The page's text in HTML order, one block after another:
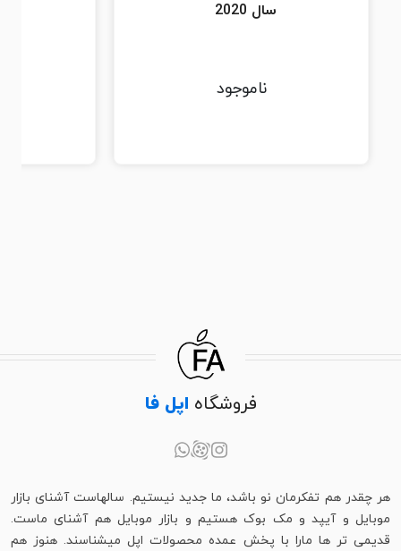
سال 2020
ناموجود
فروشگاه اپل فا
هر چقدر هم تفکرمان نو باشد، ما جدید نیستیم. سالهاست آشنای بازار
موبایل و آیپد و مک بوک هستیم و بازار موبایل هم آشنای ماست.
قدیمی تر ها مارا با پخش عمده محصولات اپل میشناسند. هنوز هم